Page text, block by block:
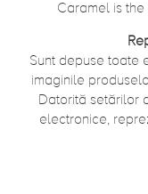
Caramel is
Sunt depuse toate
imaginile
Datorită setărilor
electronice,